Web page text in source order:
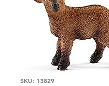
SKU: 13829